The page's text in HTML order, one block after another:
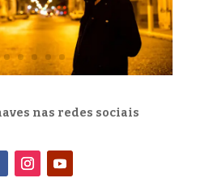
nas redes sociais